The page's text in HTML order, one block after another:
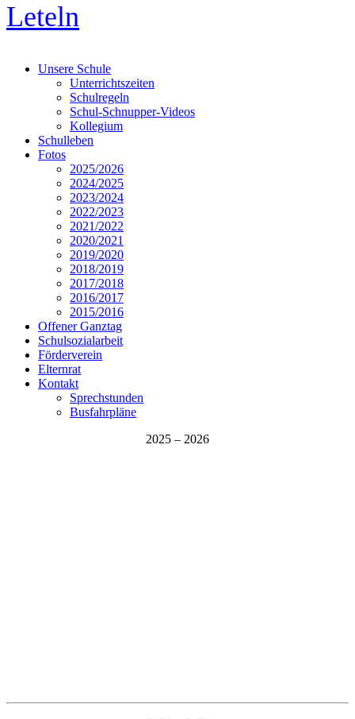
Leteln
Unsere Schule
Unterrichtszeiten
Schulregeln
Schul-Schnupper-Videos
Kollegium
Schulleben
Fotos
2025/2026
2024/2025
2023/2024
2022/2023
2021/2022
2020/2021
2019/2020
2018/2019
2017/2018
2016/2017
2015/2016
Offener Ganztag
Schulsozialarbeit
Förderverein
Elternrat
Kontakt
Sprechstunden
Busfahrpläne
2025 – 2026